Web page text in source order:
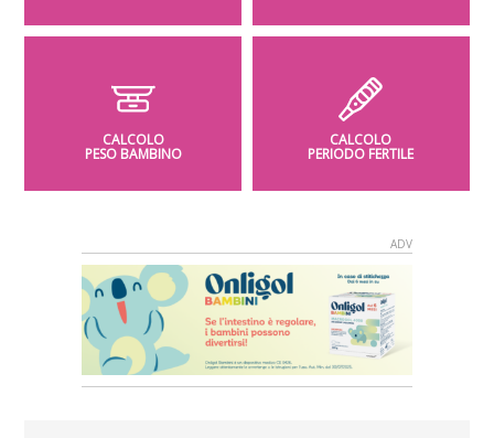
CALCOLO
PESO BAMBINO
CALCOLO
PERIODO FERTILE